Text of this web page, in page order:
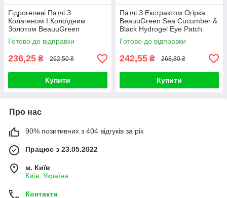
Гідрогелеві Патчі З
Колагеном І Колоїдним
Золотом BeauuGreen
Collagen & Gold Hydrogel Eye
Patch
Готово до відправки
236,25 ₴ 262,50 ₴
Купити
Патчі З Екстрактом Огірка
BeauuGreen Sea Cucumber &
Black Hydrogel Eye Patch
Готово до відправки
242,55 ₴ 268,80 ₴
Купити
Про нас
90% позитивних з 404 відгуків за рік
Працює з 23.05.2022
м. Київ
Київ, Україна
Контакти